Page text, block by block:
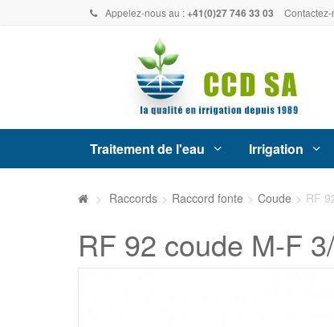
Appelez-nous au :+41(0)27 746 33 03
Traitement de l'eau Irrigation
> Raccords > Raccord fonte > Coude > RF
RF 92 coude M-F